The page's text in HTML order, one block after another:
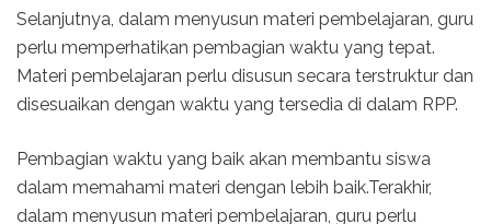
Selanjutnya, dalam menyusun materi pembelajaran, guru
perlu memperhatikan pembagian waktu yang tepat.
Materi pembelajaran perlu disusun secara terstruktur dan
disesuaikan dengan waktu yang tersedia di dalam RPP.
Pembagian waktu yang baik akan membantu siswa
dalam memahami materi dengan lebih baik.Terakhir,
dalam menyusun materi pembelajaran, guru perlu